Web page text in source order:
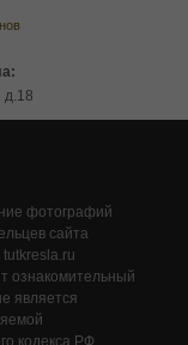
д.18
фотографий
сайта
ознакомительный
является
кодекса РФ.